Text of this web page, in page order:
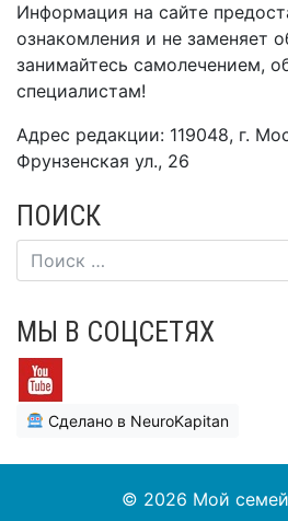
Информация на сайте
ознакомления и не заменяет
занимайтесь самолечением,
специалистам!
Адрес редакции: 119048, г.
Фрунзенская ул., 26
ПОИСК
МЫ В СОЦСЕТЯХ
Сделано в NeuroKapitan
© 2026 Мой